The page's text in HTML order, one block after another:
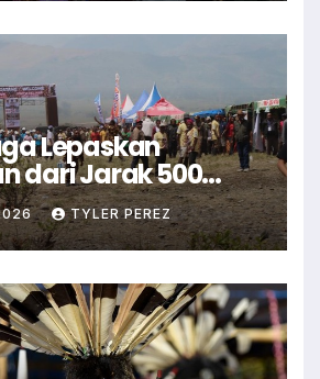
Lepaskan
dari Jarak 500
Masuk FBLB
TYLER PEREZ